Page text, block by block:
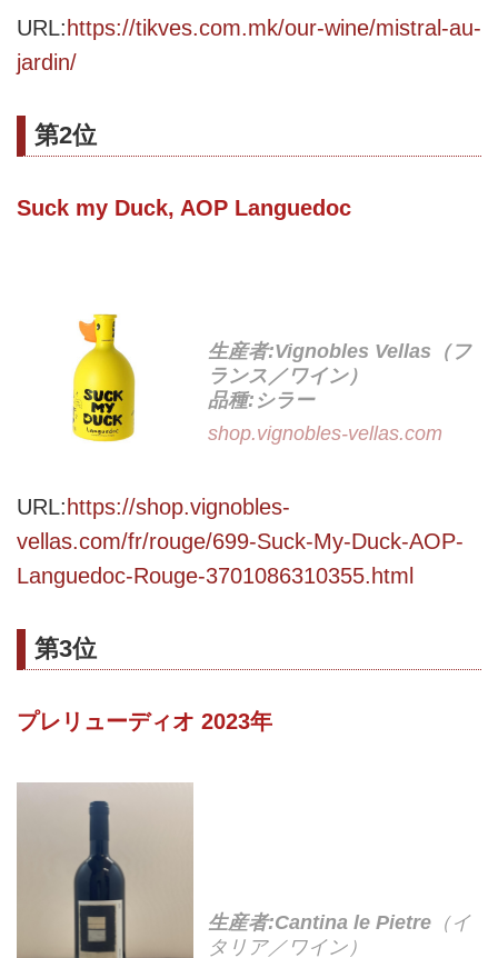
URL: https://tikves.com.mk/our-wine/mistral-au-
jardin/
第2位
Suck my Duck, AOP Languedoc
生産者:Vignobles Vellas（フ
ランス／ワイン）
品種:シラー
shop.vignobles-vellas.com
URL:https://shop.vignobles-
vellas.com/fr/rouge/699-Suck-My-Duck-AOP-
Languedoc-Rouge-3701086310355.html
第3位
プレリューディオ 2023年
生産者:Cantina le Pietre （イ
タリア／ワイン）